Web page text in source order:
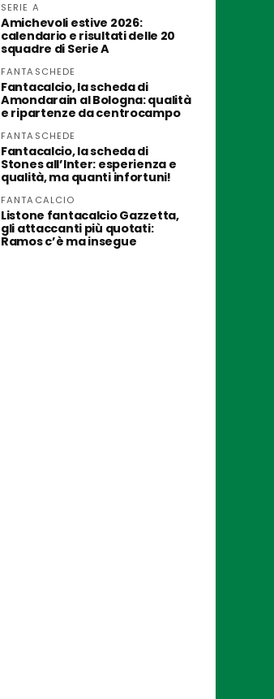
SERIE A
Amichevoli estive 2026:
calendario e risultati delle 20
squadre di Serie A
FANTASCHEDE
Fantacalcio, la scheda di
Amondarain al Bologna: qualità
e ripartenze da centrocampo
FANTASCHEDE
Fantacalcio, la scheda di
Stones all’Inter: esperienza e
qualità, ma quanti infortuni!
FANTACALCIO
Listone fantacalcio Gazzetta,
gli attaccanti più quotati:
Ramos c’è ma insegue